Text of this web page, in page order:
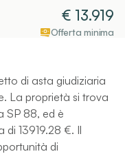
€ 13.919
Offerta minima
di asta giudiziaria
La proprietà si trova
SP 88, ed è
di 13919.28 €. Il
di